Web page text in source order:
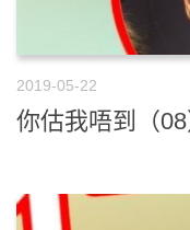
2019-05-22
你估我唔到（